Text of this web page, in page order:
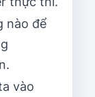
nào để
vào